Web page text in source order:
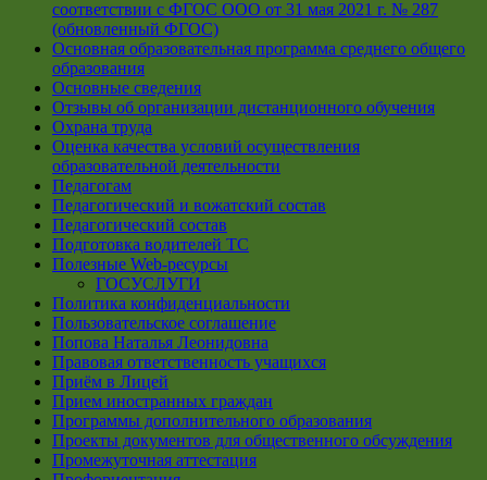
соответствии с ФГОС ООО от 31 мая 2021 г. № 287
(обновленный ФГОС)
Основная образовательная программа среднего общего
образования
Основные сведения
Отзывы об организации дистанционного обучения
Охрана труда
Оценка качества условий осуществления
образовательной деятельности
Педагогам
Педагогический и вожатский состав
Педагогический состав
Подготовка водителей ТС
Полезные Web-ресурсы
ГОСУСЛУГИ
Политика конфиденциальности
Пользовательское соглашение
Попова Наталья Леонидовна
Правовая ответственность учащихся
Приём в Лицей
Прием иностранных граждан
Программы дополнительного образования
Проекты документов для общественного обсуждения
Промежуточная аттестация